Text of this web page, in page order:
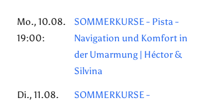
Mo., 10.08.
19:00:
SOMMERKURSE - Pista -
Navigation und Komfort in
der Umarmung | Héctor &
Silvina
Di., 11.08.
SOMMERKURSE -